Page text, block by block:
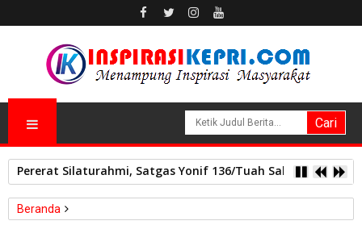
Pererat Silaturahmi, Satgas Yonif 136/Tuah Sakti Pos Ilu
Beranda